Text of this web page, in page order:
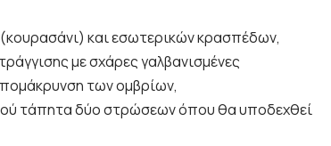
και εσωτερικών κρασπέδων,
με σχάρες γαλβανισμένες
των ομβρίων,
τάπητα δύο στρώσεων όπου θα υποδεχθεί